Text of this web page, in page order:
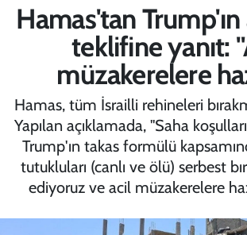
Hamas'tan
teklifine yanıt:
müzakerelere
Hamas, tüm İsrailli rehineleri
Yapılan açıklamada, "Saha
Trump'ın takas formülü
tutukluları (canlı ve ölü) serbest
ediyoruz ve acil müzakerelere
ALMANYA
AVRUPA
TÜRKİYE
DÜNYA
KÜLTÜR
SPOR
İstanbul Namaz Vakitleri
Trafik Durumu
Avrupa Ligi Puan Durumu ve
Tüm Manşetler
Son Dakika Haberleri
Haber Arşivi